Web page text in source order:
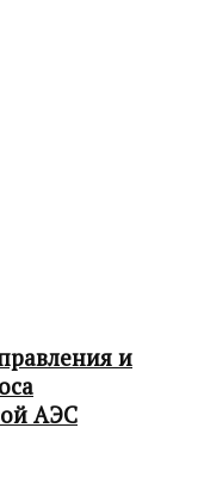
и
АЭС